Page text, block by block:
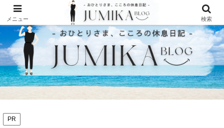
PR
メニュー 検索